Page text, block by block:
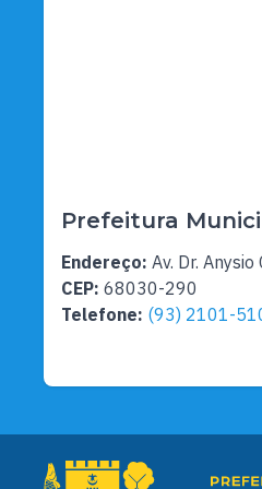
Prefeitura
Endereço: Av. Dr.
CEP: 68030-290
Telefone: (93) 2101-